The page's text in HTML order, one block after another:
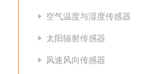
空气温度与湿度传感器
太阳辐射传感器
风速风向传感器